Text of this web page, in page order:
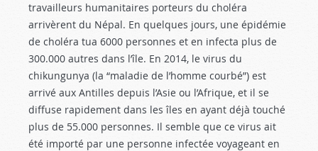
travailleurs humanitaires porteurs du choléra
arrivèrent du Népal. En quelques jours, une épidémie
de choléra tua 6000 personnes et en infecta plus de
300.000 autres dans l’île. En 2014, le virus du
chikungunya (la “maladie de l’homme courbé”) est
arrivé aux Antilles depuis l’Asie ou l’Afrique, et il se
diffuse rapidement dans les îles en ayant déjà touché
plus de 55.000 personnes. Il semble que ce virus ait
été importé par une personne infectée voyageant en